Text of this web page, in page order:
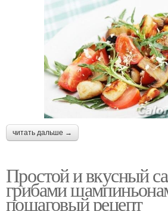
читать дальше →
Простой и вкусный
грибами
пошаговый рецепт